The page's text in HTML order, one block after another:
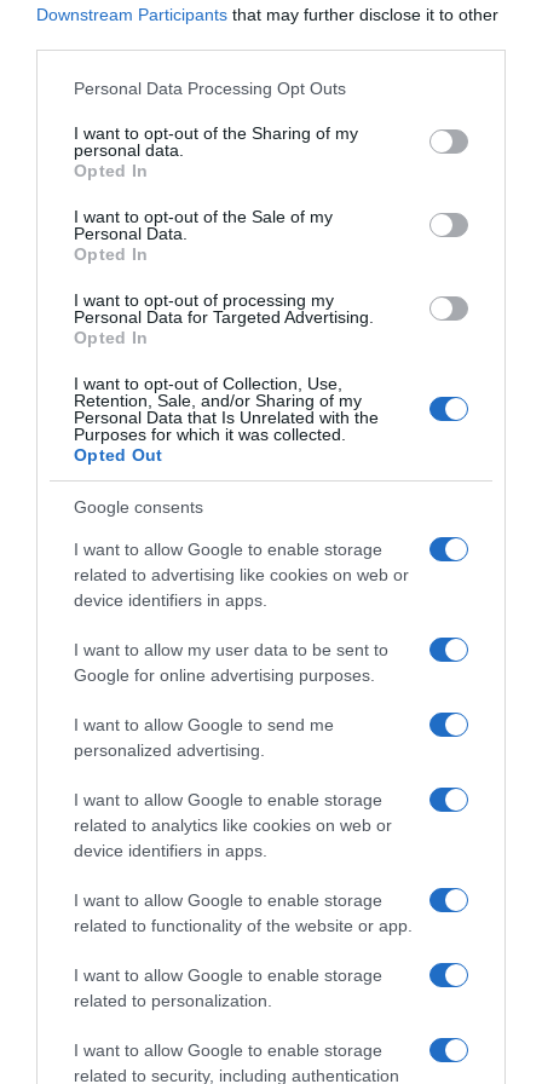
Downstream Participants that may further disclose it to other
Please note that this website/app uses one or more Google
not limited to your visit or usage behaviour. You may click to
grant or deny consent to Google and its third-party tags to
use your data for below specified purposes in below Google
consent section.
Personal Data Processing Opt Outs
I want to opt-out of the Sharing of my
personal data.
Opted In
I want to opt-out of the Sale of my
Personal Data.
Opted In
I want to opt-out of processing my
Personal Data for Targeted Advertising.
Opted In
I want to opt-out of Collection, Use,
Retention, Sale, and/or Sharing of my
Personal Data that Is Unrelated with the
Purposes for which it was collected.
Opted Out
Google consents
I want to allow Google to enable storage
related to advertising like cookies on web or
device identifiers in apps.
I want to allow my user data to be sent to
Google for online advertising purposes.
I want to allow Google to send me
personalized advertising.
I want to allow Google to enable storage
related to analytics like cookies on web or
device identifiers in apps.
I want to allow Google to enable storage
related to functionality of the website or app.
I want to allow Google to enable storage
related to personalization.
I want to allow Google to enable storage
related to security, including authentication
Navigacija
članaka
Zašto nas je poharao nezapamćeni toplinski val? Stručnjaci došli do zanimljivog 0tkrića